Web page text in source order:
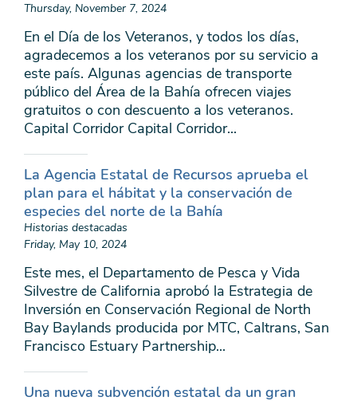
Thursday, November 7, 2024
En el Día de los Veteranos, y todos los días,
agradecemos a los veteranos por su servicio a
este país. Algunas agencias de transporte
público del Área de la Bahía ofrecen viajes
gratuitos o con descuento a los veteranos.
Capital Corridor Capital Corridor...
La Agencia Estatal de Recursos aprueba el
plan para el hábitat y la conservación de
especies del norte de la Bahía
Historias destacadas
Friday, May 10, 2024
Este mes, el Departamento de Pesca y Vida
Silvestre de California aprobó la Estrategia de
Inversión en Conservación Regional de North
Bay Baylands producida por MTC, Caltrans, San
Francisco Estuary Partnership...
Una nueva subvención estatal da un gran